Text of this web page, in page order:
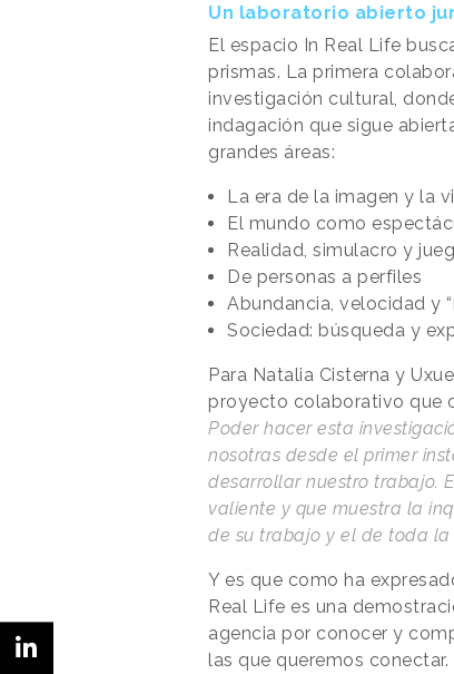
Un laboratorio abierto
El espacio In Real Life
prismas. La primera
investigación cultural,
indagación que sigue
grandes áreas:
La era de la imagen y la
El mundo como
Realidad, simulacro y
De personas a perfiles
Abundancia, velocidad y
Sociedad: búsqueda y
Para Natalia Cisterna y
proyecto colaborativo que
Poder hacer esta
nosotras desde el primer
desarrollar nuestro trabajo.
valiente y que muestra la
de su trabajo y el de toda la
Y es que como ha
Real Life es una
agencia por conocer y
las que queremos